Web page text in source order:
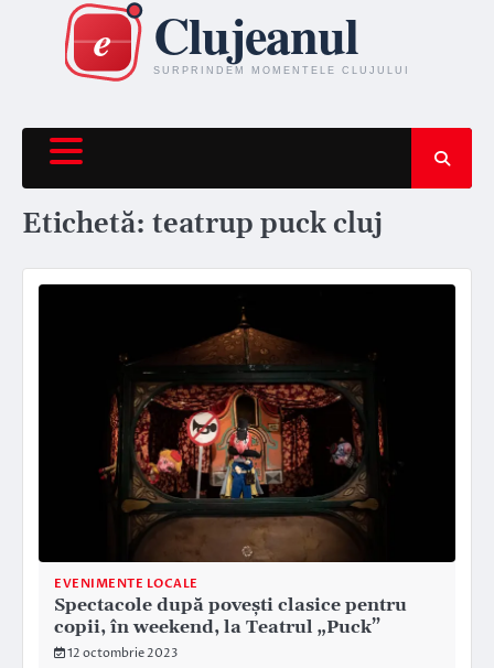
content
Etichetă: teatrup puck cluj
EVENIMENTE LOCALE
Spectacole după povești clasice pentru
copii, în weekend, la Teatrul „Puck”
12 octombrie 2023